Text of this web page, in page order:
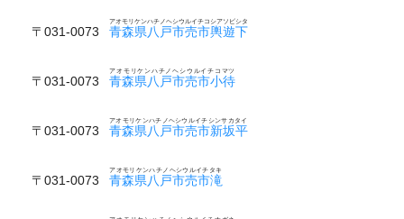
〒031-0073 青森県八戸市売市輿遊下
アオモリケンハチノヘシウルイチコシアソビシタ
〒031-0073 青森県八戸市売市小待
アオモリケンハチノヘシウルイチコマツ
〒031-0073 青森県八戸市売市新坂平
アオモリケンハチノヘシウルイチシンサカタイ
〒031-0073 青森県八戸市売市滝
アオモリケンハチノヘシウルイチタキ